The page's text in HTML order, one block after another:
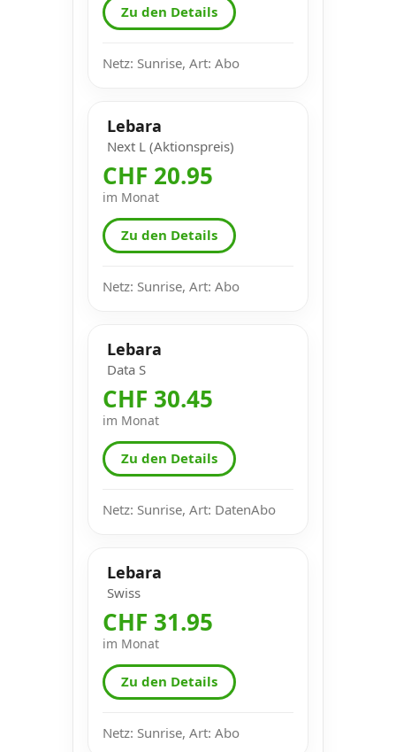
Zu den Details
Netz: Sunrise, Art: Abo
Lebara
Next L (Aktionspreis)
CHF 20.95
im Monat
Zu den Details
Netz: Sunrise, Art: Abo
Lebara
Data S
CHF 30.45
im Monat
Zu den Details
Netz: Sunrise, Art: DatenAbo
Lebara
Swiss
CHF 31.95
im Monat
Zu den Details
Netz: Sunrise, Art: Abo